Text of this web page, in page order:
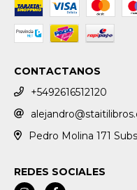
CONTACTANOS
+5492616512120
Pedro Molina 171
REDES SOCIALES